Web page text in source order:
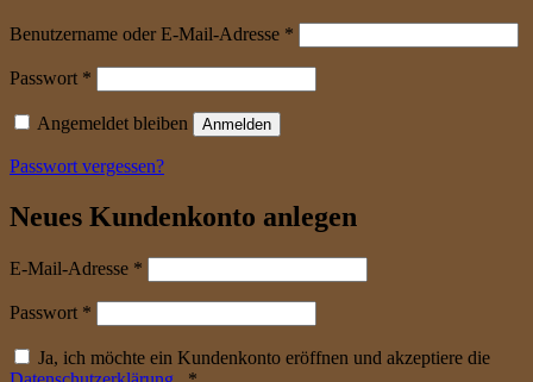
Benutzername oder E-Mail-Adresse *
Passwort *
Angemeldet bleiben Anmelden
Passwort vergessen?
Neues Kundenkonto anlegen
E-Mail-Adresse *
Passwort *
Ja, ich möchte ein Kundenkonto eröffnen und akzeptiere die